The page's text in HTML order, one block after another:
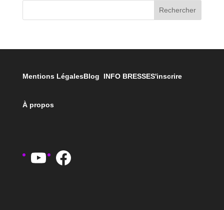
Rechercher
Mentions LégalesBlog INFO BRESSES'inscrire
À propos
YouTube
Facebook